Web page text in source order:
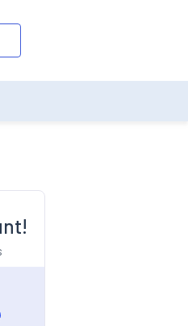
will be updated as per the